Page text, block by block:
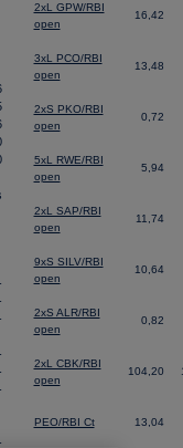
2xL GPW/RBI
open
16,42
3xL PCO/RBI
open
13,48
2xS PKO/RBI
open
0,72
5xL RWE/RBI
open
5,94
2xL SAP/RBI
open
11,74
9xS SILV/RBI
open
10,64
2xS ALR/RBI
open
0,82
2xL CBK/RBI
open
104,20
PEO/RBI Ct 13,04